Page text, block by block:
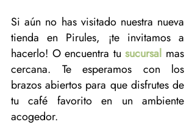
Si aún no has visitado nuestra nueva
tienda en Pirules, ¡te invitamos a
hacerlo! O encuentra tu sucursal mas
cercana. Te esperamos con los
brazos abiertos para que disfrutes de
tu café favorito en un ambiente
acogedor.